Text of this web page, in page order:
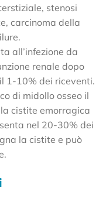
stenosi
carcinoma della
all’infezione da
renale dopo
1-10% dei riceventi.
di midollo osseo il
cistite emorragica
nel 20-30% dei
la cistite e può